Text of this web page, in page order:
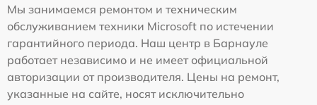
Мы занимаемся ремонтом и техническим
обслуживанием техники Microsoft по истечении
гарантийного периода. Наш центр в Барнауле
работает независимо и не имеет официальной
авторизации от производителя. Цены на ремонт,
указанные на сайте, носят исключительно